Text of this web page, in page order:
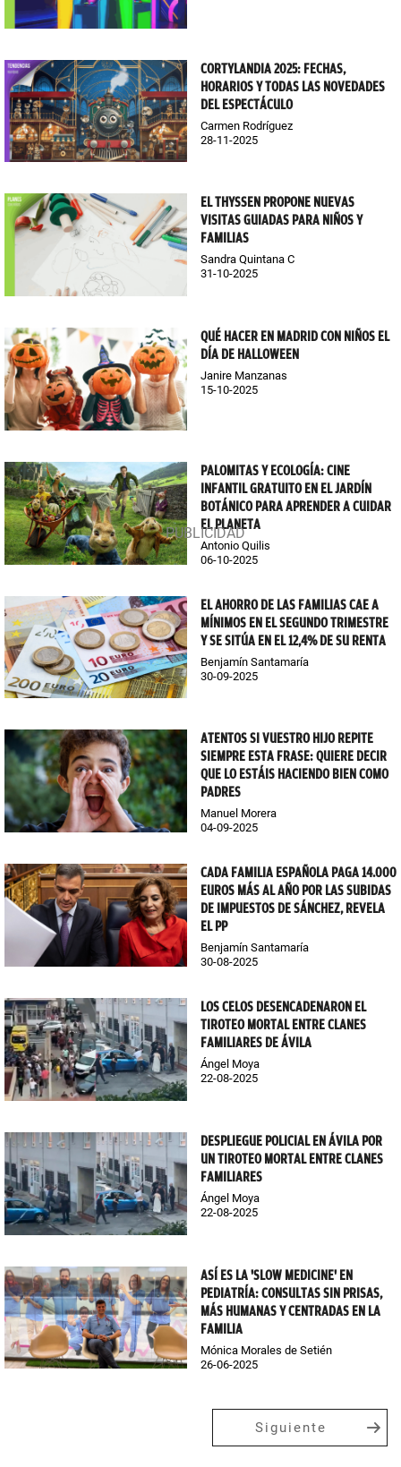
CORTYLANDIA 2025: FECHAS,
HORARIOS Y TODAS LAS NOVEDADES
DEL ESPECTÁCULO
Carmen Rodríguez
28-11-2025
EL THYSSEN PROPONE NUEVAS
VISITAS GUIADAS PARA NIÑOS Y
FAMILIAS
Sandra Quintana C
31-10-2025
QUÉ HACER EN MADRID CON NIÑOS EL
DÍA DE HALLOWEEN
Janire Manzanas
15-10-2025
PALOMITAS Y ECOLOGÍA: CINE
INFANTIL GRATUITO EN EL JARDÍN
BOTÁNICO PARA APRENDER A CUIDAR
EL PLANETA
Antonio Quilis
06-10-2025
EL AHORRO DE LAS FAMILIAS CAE A
MÍNIMOS EN EL SEGUNDO TRIMESTRE
Y SE SITÚA EN EL 12,4% DE SU RENTA
Benjamín Santamaría
30-09-2025
ATENTOS SI VUESTRO HIJO REPITE
SIEMPRE ESTA FRASE: QUIERE DECIR
QUE LO ESTÁIS HACIENDO BIEN COMO
PADRES
Manuel Morera
04-09-2025
CADA FAMILIA ESPAÑOLA PAGA 14.000
EUROS MÁS AL AÑO POR LAS SUBIDAS
DE IMPUESTOS DE SÁNCHEZ, REVELA
EL PP
Benjamín Santamaría
30-08-2025
LOS CELOS DESENCADENARON EL
TIROTEO MORTAL ENTRE CLANES
FAMILIARES DE ÁVILA
Ángel Moya
22-08-2025
DESPLIEGUE POLICIAL EN ÁVILA POR
UN TIROTEO MORTAL ENTRE CLANES
FAMILIARES
Ángel Moya
22-08-2025
ASÍ ES LA 'SLOW MEDICINE' EN
PEDIATRÍA: CONSULTAS SIN PRISAS,
MÁS HUMANAS Y CENTRADAS EN LA
FAMILIA
Mónica Morales de Setién
26-06-2025
Siguiente